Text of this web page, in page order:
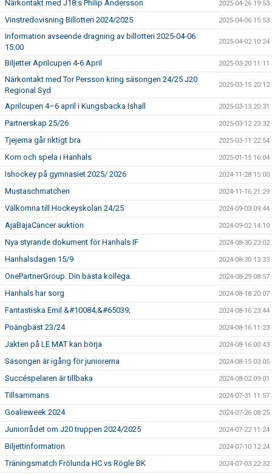
Närkontakt med J18:s Philip Andersson 2025-04-26 19:53
Vinstredovisning Billotteri 2024/2025 2025-04-06 15:53
Information avseende dragning av billotteri 2025-04-06
15:00
2025-04-02 10:24
Biljetter Aprilcupen 4-6 April 2025-03-20 11:11
Närkontakt med Tor Persson kring säsongen 24/25 J20
Regional Syd
2025-03-15 20:12
Aprilcupen 4–6 april i Kungsbacka Ishall 2025-03-13 20:31
Partnerskap 25/26 2025-03-12 23:32
Tjejerna går riktigt bra 2025-03-11 22:54
Kom och spela i Hanhals 2025-01-15 16:04
Ishockey på gymnasiet 2025/ 2026 2024-11-28 15:00
Mustaschmatchen 2024-11-16 21:29
Välkomna till Hockeyskolan 24/25 2024-09-03 09:44
AjaBajaCancer auktion 2024-09-02 14:10
Nya styrande dokument för Hanhals IF 2024-08-30 23:02
Hanhalsdagen 15/9 2024-08-30 13:33
OnePartnerGroup. Din bästa kollega. 2024-08-29 08:57
Hanhals har sorg 2024-08-18 20:07
Fantastiska Emil &#10084;&#65039; 2024-08-16 23:44
Poängbäst 23/24 2024-08-16 11:23
Jakten på LE MAT kan börja 2024-08-16 00:43
Säsongen är igång för juniorerna 2024-08-15 03:05
Succéspelaren är tillbaka 2024-08-02 09:01
Tillsammans 2024-07-31 11:57
Goalieweek 2024 2024-07-26 08:25
Juniorrådet om J20 truppen 2024/2025 2024-07-22 11:24
Biljettinformation 2024-07-10 12:24
Träningsmatch Frölunda HC vs Rögle BK 2024-07-03 22:32